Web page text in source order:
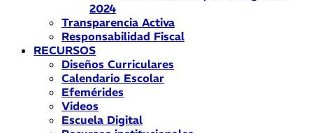
2024
Transparencia Activa
Responsabilidad Fiscal
RECURSOS
Diseños Curriculares
Calendario Escolar
Efemérides
Videos
Escuela Digital